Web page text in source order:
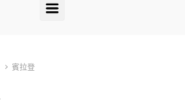
賓拉登